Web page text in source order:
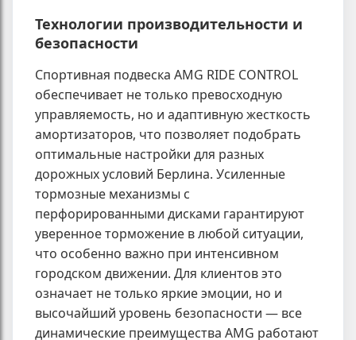
Технологии производительности и
безопасности
Спортивная подвеска AMG RIDE CONTROL
обеспечивает не только превосходную
управляемость, но и адаптивную жесткость
амортизаторов, что позволяет подобрать
оптимальные настройки для разных
дорожных условий Берлина. Усиленные
тормозные механизмы с
перфорированными дисками гарантируют
уверенное торможение в любой ситуации,
что особенно важно при интенсивном
городском движении. Для клиентов это
означает не только яркие эмоции, но и
высочайший уровень безопасности — все
динамические преимущества AMG работают